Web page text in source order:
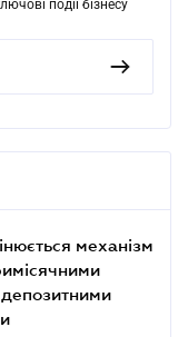
події бізнесу
механізм
депозитними